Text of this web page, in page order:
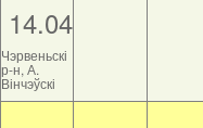
14.04
Чэрвеньскі
р-н, А.
Вінчэўскі